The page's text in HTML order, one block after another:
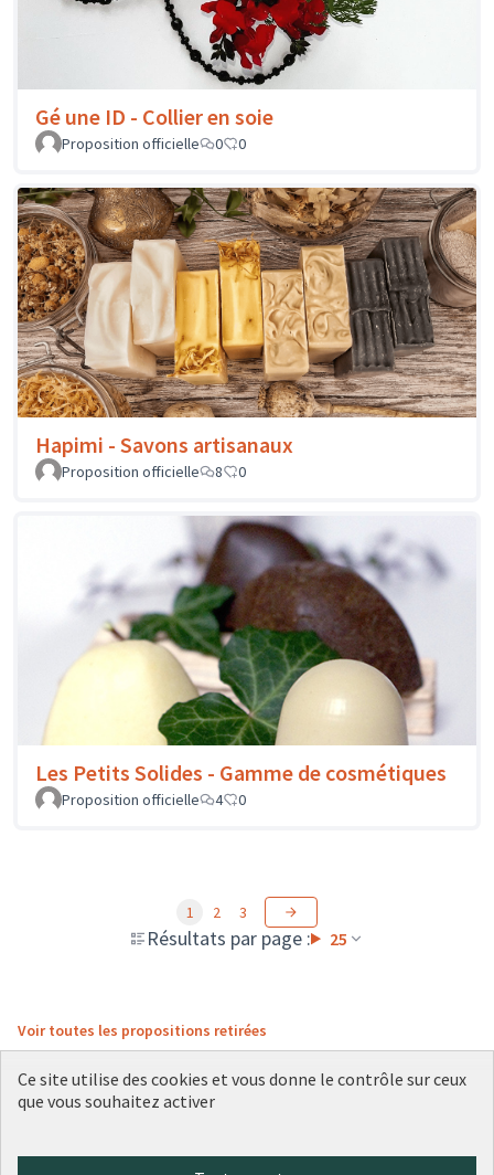
Gé une ID - Collier en soie
Proposition officielle 0 0
Hapimi - Savons artisanaux
Proposition officielle 8 0
Les Petits Solides - Gamme de cosmétiques
Proposition officielle 4 0
Résultats par page : 25
1 2 3
Voir toutes les propositions retirées
Ce site utilise des cookies et vous donne le contrôle sur ceux
que vous souhaitez activer